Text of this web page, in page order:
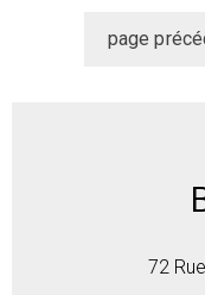
72